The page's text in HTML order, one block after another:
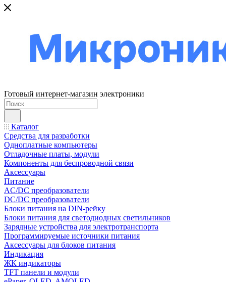
Готовый интернет-магазин электроники
Каталог
Средства для разработки
Одноплатные компьютеры
Отладочные платы, модули
Компоненты для беспроводной связи
Аксессуары
Питание
AC/DC преобразователи
DC/DC преобразователи
Блоки питания на DIN-рейку
Блоки питания для светодиодных светильников
Зарядные устройства для электротранспорта
Программируемые источники питания
Аксессуары для блоков питания
Индикация
ЖК индикаторы
TFT панели и модули